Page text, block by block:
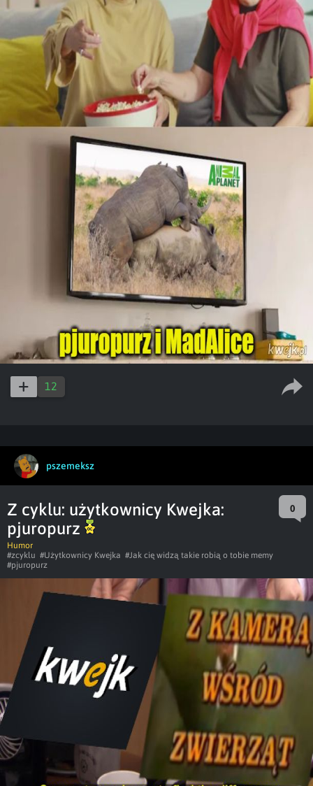
12
pszemeksz
Z cyklu: użytkownicy Kwejka:
pjuropurz
0
Humor
#zcyklu #Użytkownicy Kwejka #Jak cię widzą takie robią o tobie memy
#pjuropurz